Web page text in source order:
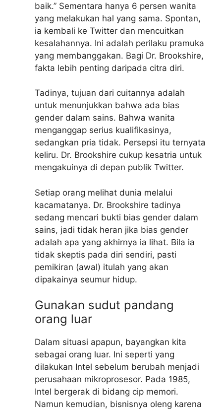
baik.” Sementara hanya 6 persen wanita
yang melakukan hal yang sama. Spontan,
ia kembali ke Twitter dan mencuitkan
kesalahannya. Ini adalah perilaku pramuka
yang membanggakan. Bagi Dr. Brookshire,
fakta lebih penting daripada citra diri.
Tadinya, tujuan dari cuitannya adalah
untuk menunjukkan bahwa ada bias
gender dalam sains. Bahwa wanita
menganggap serius kualifikasinya,
sedangkan pria tidak. Persepsi itu ternyata
keliru. Dr. Brookshire cukup kesatria untuk
mengakuinya di depan publik Twitter.
Setiap orang melihat dunia melalui
kacamatanya. Dr. Brookshire tadinya
sedang mencari bukti bias gender dalam
sains, jadi tidak heran jika bias gender
adalah apa yang akhirnya ia lihat. Bila ia
tidak skeptis pada diri sendiri, pasti
pemikiran (awal) itulah yang akan
dipakainya seumur hidup.
Gunakan sudut pandang
orang luar
Dalam situasi apapun, bayangkan kita
sebagai orang luar. Ini seperti yang
dilakukan Intel sebelum berubah menjadi
perusahaan mikroprosesor. Pada 1985,
Intel bergerak di bidang cip memori.
Namun kemudian, bisnisnya oleng karena